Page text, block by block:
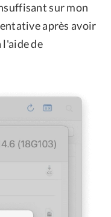
sur mon
après avoir
l'aide de